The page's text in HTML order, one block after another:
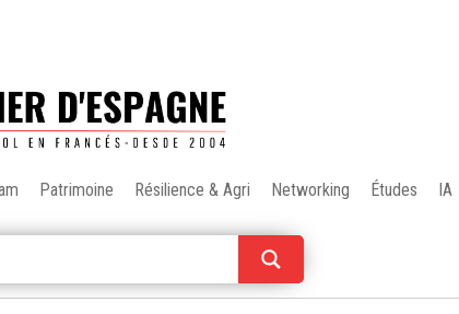
Patrimoine Résilience & Agri Networking Études IA